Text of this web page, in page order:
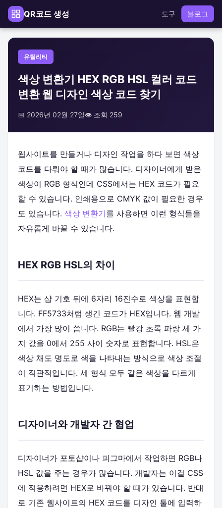
QR코드 생성 도구 블로그
유틸리티
색상 변환기 HEX RGB HSL 컬러 코드
변환 웹 디자인 색상 코드 찾기
📅 2026년 02월 27일👁️ 조회 259
웹사이트를 만들거나 디자인 작업을 하다 보면 색상
코드를 다뤄야 할 때가 많습니다. 디자이너에게 받은
색상이 RGB 형식인데 CSS에서는 HEX 코드가 필요
할 수 있습니다. 인쇄용으로 CMYK 값이 필요한 경우
도 있습니다. 색상 변환기를 사용하면 이런 형식들을
자유롭게 바꿀 수 있습니다.
HEX RGB HSL의 차이
HEX는 샵 기호 뒤에 6자리 16진수로 색상을 표현합
니다. FF5733처럼 생긴 코드가 HEX입니다. 웹 개발
에서 가장 많이 씁니다. RGB는 빨강 초록 파랑 세 가
지 값을 0에서 255 사이 숫자로 표현합니다. HSL은
색상 채도 명도로 색을 나타내는 방식으로 색상 조절
이 직관적입니다. 세 형식 모두 같은 색상을 다르게
표기하는 방법입니다.
디자이너와 개발자 간 협업
디자이너가 포토샵이나 피그마에서 작업하면 RGB나
HSL 값을 주는 경우가 많습니다. 개발자는 이걸 CSS
에 적용하려면 HEX로 바꿔야 할 때가 있습니다. 반대
로 기존 웹사이트의 HEX 코드를 디자인 툴에 입력하